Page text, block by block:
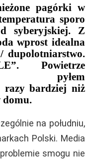
pagórki w
sporo
syberyjskiej. Z
wprost idealna
/ dupolotniarstwo.
Powietrze
pyłem
bardziej niż
domu.
na południu,
Polski. Media
smogu nie